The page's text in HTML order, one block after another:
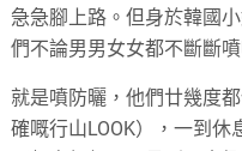
急急腳上路。但身於韓國
們不論男男女女都不斷斷
就是噴防曬，他們廿幾度
確嘅行山LOOK），一到